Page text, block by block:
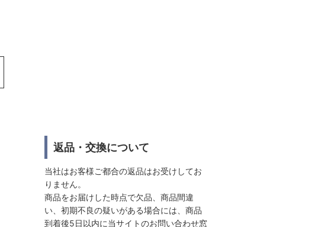
返品・交換について
当社はお客様ご都合の返品はお受けしてお
りません。
商品をお届けした時点で欠品、商品間違
い、初期不良の疑いがある場合には、商品
到着後5日以内に当サイトのお問い合わせ窓